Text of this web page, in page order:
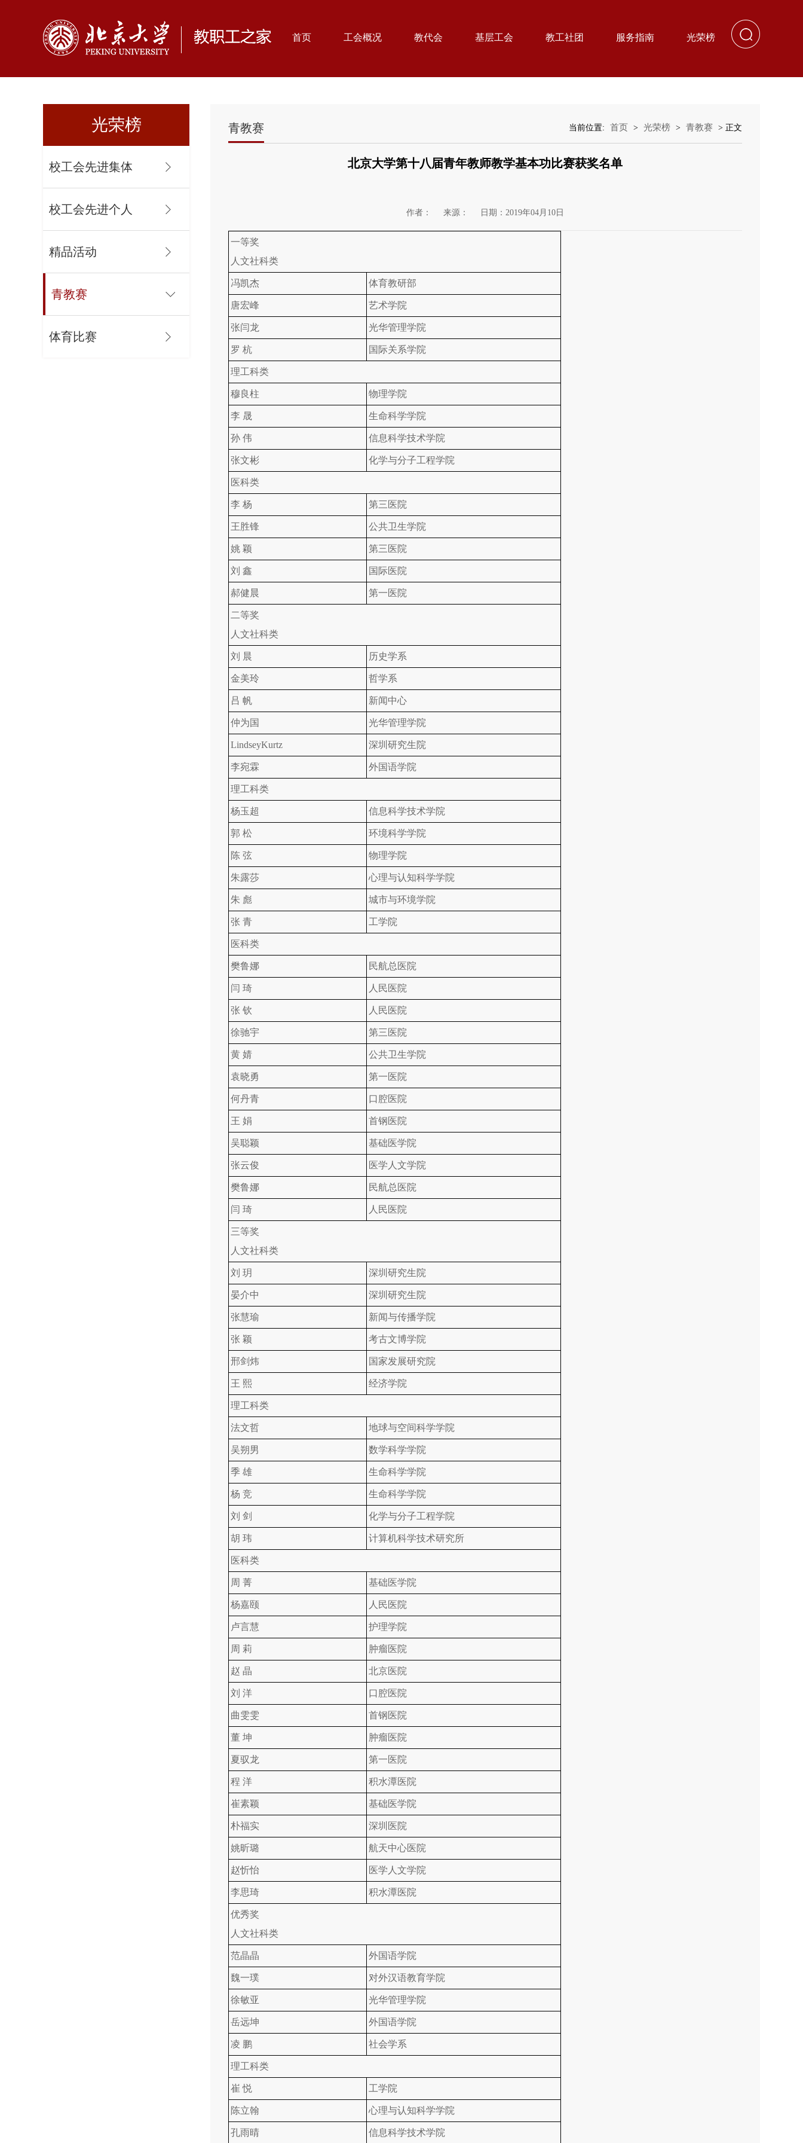
首页 工会概况 教代会 基层工会 教工社团 服务指南 光荣榜
光荣榜
校工会先进集体
校工会先进个人
精品活动
青教赛
体育比赛
青教赛 当前位置: 首页 > 光荣榜 > 青教赛 > 正文
北京大学第十八届青年教师教学基本功比赛获奖名单
作者： 来源： 日期：2019年04月10日
一等奖
人文社科类
冯凯杰 体育教研部
唐宏峰 艺术学院
张闫龙 光华管理学院
罗 杭 国际关系学院
理工科类
穆良柱 物理学院
李 晟 生命科学学院
孙 伟 信息科学技术学院
张文彬 化学与分子工程学院
医科类
李 杨 第三医院
王胜锋 公共卫生学院
姚 颖 第三医院
刘 鑫 国际医院
郝健晨 第一医院
二等奖
人文社科类
刘 晨 历史学系
金美玲 哲学系
吕 帆 新闻中心
仲为国 光华管理学院
LindseyKurtz 深圳研究生院
李宛霖 外国语学院
理工科类
杨玉超 信息科学技术学院
郭 松 环境科学学院
陈 弦 物理学院
朱露莎 心理与认知科学学院
朱 彪 城市与环境学院
张 青 工学院
医科类
樊鲁娜 民航总医院
闫 琦 人民医院
张 钦 人民医院
徐驰宇 第三医院
黄 婧 公共卫生学院
袁晓勇 第一医院
何丹青 口腔医院
王 娟 首钢医院
吴聪颖 基础医学院
张云俊 医学人文学院
樊鲁娜 民航总医院
闫 琦 人民医院
三等奖
人文社科类
刘 玥 深圳研究生院
晏介中 深圳研究生院
张慧瑜 新闻与传播学院
张 颖 考古文博学院
邢剑炜 国家发展研究院
王 熙 经济学院
理工科类
法文哲 地球与空间科学学院
吴朔男 数学科学学院
季 雄 生命科学学院
杨 竞 生命科学学院
刘 剑 化学与分子工程学院
胡 玮 计算机科学技术研究所
医科类
周 菁 基础医学院
杨嘉颐 人民医院
卢言慧 护理学院
周 莉 肿瘤医院
赵 晶 北京医院
刘 洋 口腔医院
曲雯雯 首钢医院
董 坤 肿瘤医院
夏驭龙 第一医院
程 洋 积水潭医院
崔素颖 基础医学院
朴福实 深圳医院
姚昕璐 航天中心医院
赵忻怡 医学人文学院
李思琦 积水潭医院
优秀奖
人文社科类
范晶晶 外国语学院
魏一璞 对外汉语教育学院
徐敏亚 光华管理学院
岳远坤 外国语学院
凌 鹏 社会学系
理工科类
崔 悦 工学院
陈立翰 心理与认知科学学院
孔雨晴 信息科学技术学院